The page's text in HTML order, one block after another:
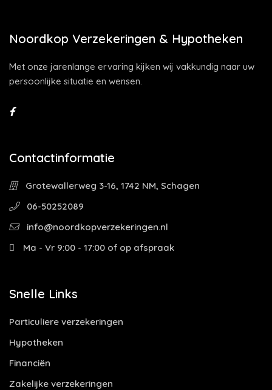
Noordkop Verzekeringen & Hypotheken
Met onze jarenlange ervaring kijken wij vakkundig naar uw
persoonlijke situatie en wensen.
Contactinformatie
Grotewallerweg 3-16, 1742 NM, Schagen
06-50252089
info@noordkopverzekeringen.nl
Ma - Vr 9:00 - 17:00 of op afspraak
Snelle Links
Particuliere verzekeringen
Hypotheken
Financiën
Zakelijke verzekeringen